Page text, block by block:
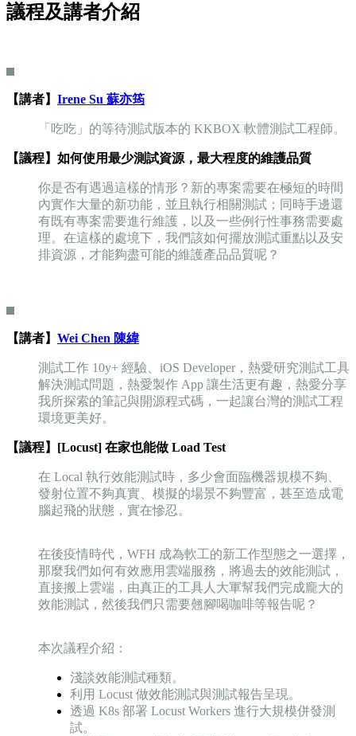
議程及講者介紹
【講者】 Irene Su 蘇亦筠
「吃吃」的等待測試版本的 KKBOX 軟體測試工程師。
【議程】如何使用最少測試資源，最大程度的維護品質
你是否有遇過這樣的情形？新的專案需要在極短的時間
內實作大量的新功能，並且執行相關測試；同時手邊還
有既有專案需要進行維護，以及一些例行性事務需要處
理。在這樣的處境下，我們該如何擺放測試重點以及安
排資源，才能夠盡可能的維護產品品質呢？
【講者】 Wei Chen 陳緯
測試工作 10y+ 經驗、iOS Developer，熱愛研究測試工具
解決測試問題，熱愛製作 App 讓生活更有趣，熱愛分享
我所探索的筆記與開源程式碼，一起讓台灣的測試工程
環境更美好。
【議程】[Locust] 在家也能做 Load Test
在 Local 執行效能測試時，多少會面臨機器規模不夠、
發射位置不夠真實、模擬的場景不夠豐富，甚至造成電
腦起飛的狀態，實在慘忍。
在後疫情時代，WFH 成為軟工的新工作型態之一選擇，
那麼我們如何有效應用雲端服務，將過去的效能測試，
直接搬上雲端，由真正的工具人大軍幫我們完成龐大的
效能測試，然後我們只需要翹腳喝咖啡等報告呢？
本次議程介紹：
淺談效能測試種類。
利用 Locust 做效能測試與測試報告呈現。
透過 K8s 部署 Locust Workers 進行大規模併發測
試。